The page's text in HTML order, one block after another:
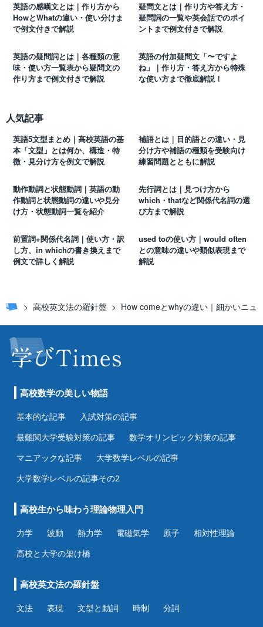
英語の感嘆文とは｜作り方から
HowとWhatの違い・使い分けま
で例文付きで解説
疑問文とは｜作り方や答え方・
疑問詞の一覧や英会話でのポイ
ントまで例文付きで解説
英語の疑問詞とは｜各種類の意
味・使い方一覧表から疑問文の
作り方まで例文付きで解説
英語の付加疑問文「〜ですよ
ね」｜作り方・答え方から特殊
な使い方まで徹底解説！
人気記事
英語5文型まとめ｜高校英語の基
本「文型」とは何か、構造・特
徴・見分け方を例文で解説
補語とは｜目的語との違い・見
分け方や補語の種類を受験向け
練習問題とともに解説
動作動詞と状態動詞｜英語の動
作動詞と状態動詞の違いや見分
け方・状態動詞一覧を紹介
先行詞とは｜見つけ方から
which・thatなど関係代名詞の選
び方まで解説
前置詞+関係代名詞｜使い方・訳
し方、in whichの書き換えまで
例文で詳しく解説
used toの使い方｜would often
との意味の違いや類似表現まで
解説
高校英文法の羅針盤 How comeとwhyの違い｜細かいニュ
高校数学の美しい物語
基本的な記事
入試対策の記事
最難関大学受験対策の記事
数学オリンピック対策の記事
マニアックな記事
大学数学レベルの記事
大学数学レベルの記事その2
高校生から味わう理論物理入門
力学 波動 熱力学 電磁気学 原子
相対性理論
高校と大学の架け橋
高校英文法の羅針盤
文法 表現 文型と動詞 時制 分詞